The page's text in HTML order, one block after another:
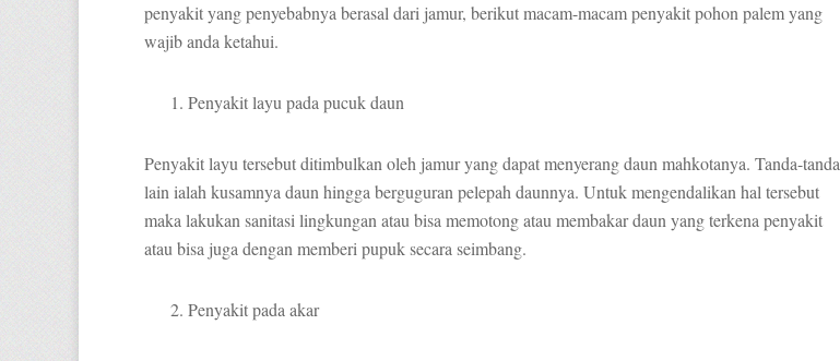
penyakit yang penyebabnya berasal dari jamur, berikut macam-macam penyakit pohon palem yang
wajib anda ketahui.
Penyakit layu pada pucuk daun
Penyakit layu tersebut ditimbulkan oleh jamur yang dapat menyerang daun mahkotanya. Tanda-tanda
lain ialah kusamnya daun hingga berguguran pelepah daunnya. Untuk mengendalikan hal tersebut
maka lakukan sanitasi lingkungan atau bisa memotong atau membakar daun yang terkena penyakit
atau bisa juga dengan memberi pupuk secara seimbang.
Penyakit pada akar